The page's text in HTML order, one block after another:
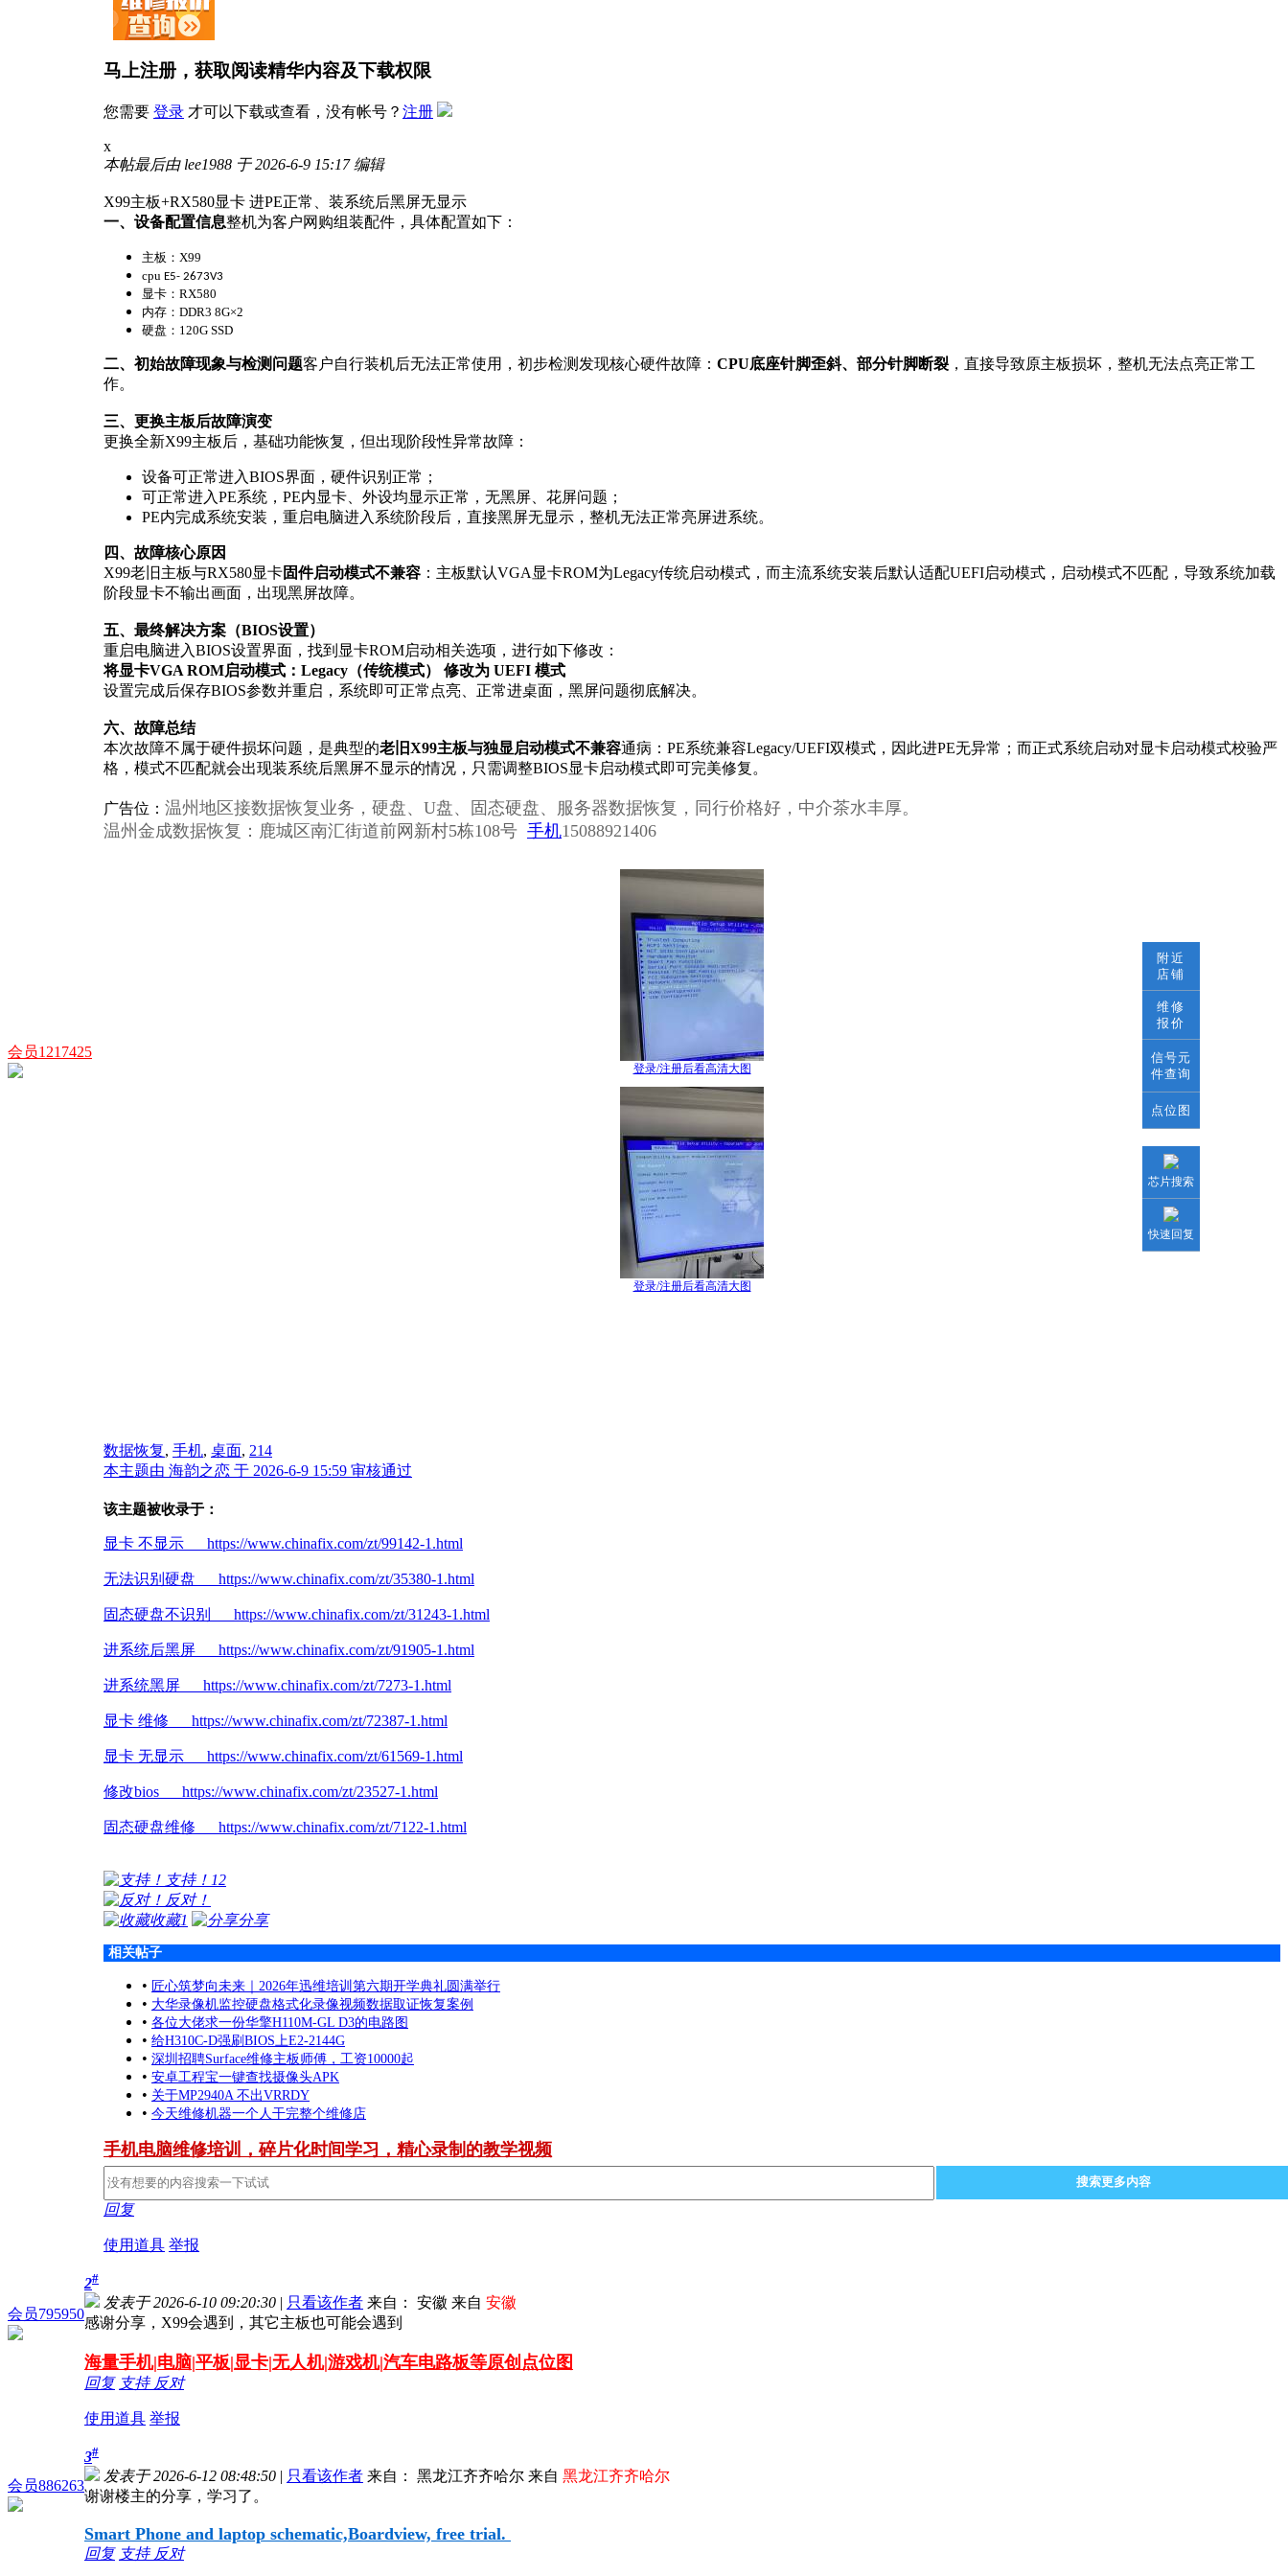
会员1217425
马上注册，获取阅读精华内容及下载权限
您需要 登录 才可以下载或查看，没有帐号？ 注册
x
本帖最后由 lee1988 于 2026-6-9 15:17 编辑
X99主板+RX580显卡 进PE正常、装系统后黑屏无显示
一、设备配置信息整机为客户网购组装配件，具体配置如下：
主板：X99
cpu E5- 2673V3
显卡：RX580
内存：DDR3 8G×2
硬盘：120G SSD
二、初始故障现象与检测问题客户自行装机后无法正常使用，初步检测发现核心硬件故障： CPU底座针脚歪斜、部分针脚断裂 ，直接导致原主板损坏，整机无法点亮正常工
作。
三、更换主板后故障演变
更换全新X99主板后，基础功能恢复，但出现阶段性异常故障：
设备可正常进入BIOS界面，硬件识别正常；
可正常进入PE系统，PE内显卡、外设均显示正常，无黑屏、花屏问题；
PE内完成系统安装，重启电脑进入系统阶段后，直接黑屏无显示，整机无法正常亮屏进系统。
四、故障核心原因
X99老旧主板与RX580显卡固件启动模式不兼容 ：主板默认VGA显卡ROM为Legacy传统启动模式，而主流系统安装后默认适配UEFI启动模式，启动模式不匹配，导致系统加载
阶段显卡不输出画面，出现黑屏故障。
五、最终解决方案（BIOS设置）
重启电脑进入BIOS设置界面，找到显卡ROM启动相关选项，进行如下修改：
将显卡VGA ROM启动模式：Legacy（传统模式） 修改为 UEFI 模式
设置完成后保存BIOS参数并重启，系统即可正常点亮、正常进桌面，黑屏问题彻底解决。
六、故障总结
本次故障不属于硬件损坏问题，是典型的老旧X99主板与独显启动模式不兼容通病：PE系统兼容Legacy/UEFI双模式，因此进PE无异常；而正式系统启动对显卡启动模式校验严
格，模式不匹配就会出现装系统后黑屏不显示的情况，只需调整BIOS显卡启动模式即可完美修复。
广告位： 温州地区接数据恢复业务，硬盘、U盘、固态硬盘、服务器数据恢复​‌‌​‌‌，同行价格好，中介茶水丰厚。
温州金成数据恢复： 鹿城区南汇街道前网新村5栋108号 手机15088921406
登录/注册后看高清大图
登录/注册后看高清大图
数据恢复, 手机, 桌面, 214
本主题由 海韵之恋 于 2026-6-9 15:59 审核通过
该主题被收录于：
显卡 不显示 https://www.chinafix.com/zt/99142-1.html
无法识别硬盘 https://www.chinafix.com/zt/35380-1.html
固态硬盘不识别 https://www.chinafix.com/zt/31243-1.html
进系统后黑屏 https://www.chinafix.com/zt/91905-1.html
进系统黑屏 https://www.chinafix.com/zt/7273-1.html
显卡 维修 https://www.chinafix.com/zt/72387-1.html
显卡 无显示 https://www.chinafix.com/zt/61569-1.html
修改bios https://www.chinafix.com/zt/23527-1.html
固态硬盘维修 https://www.chinafix.com/zt/7122-1.html
支持！ 12
反对！
收藏1 分享
相关帖子
• 匠心筑梦向未来｜2026年迅维培训第六期开学典礼圆满举行
• 大华录像机监控硬盘格式化录像视频数据取证恢复案例
• 各位大佬求一份华擎H110M-GL D3的电路图
• 给H310C-D强刷BIOS上E2-2144G
• 深圳招聘Surface维修主板师傅，工资10000起
• 安卓工程宝一键查找摄像头APK
• 关于MP2940A 不出VRRDY
• 今天维修机器一个人干完整个维修店
手机电脑维修培训，碎片化时间学习，精心录制的教学视频
搜索更多内容
回复
使用道具 举报
会员795950
2#
发表于 2026-6-10 09:20:30 | 只看该作者 来自： 安徽 来自 安徽
感谢分享，X99会遇到，其它主板也可能会遇到
海量手机|电脑|平板|显卡|无人机|游戏机|汽车电路板等原创点位图
回复 支持 反对
使用道具 举报
会员886263
3#
发表于 2026-6-12 08:48:50 | 只看该作者 来自： 黑龙江齐齐哈尔 来自 黑龙江齐齐哈尔
谢谢楼主的分享，学习了。
Smart Phone and laptop schematic,Boardview, free trial.
回复 支持 反对
附近
店铺
维修
报价
信号元
件查询
点位图
芯片搜索
快速回复